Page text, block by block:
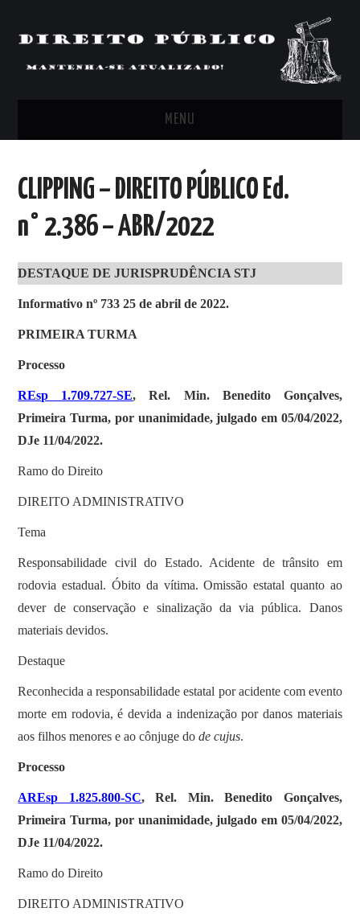
MENU
ARTIGOS, COMENTÁRIOS E PONTOS
DE VISTA
CLIPPING’S
SOBRE
CLIPPING – DIREITO PÚBLICO Ed.
n° 2.386 – ABR/2022
DESTAQUE DE JURISPRUDÊNCIA STJ
Informativo nº 733 25 de abril de 2022.
PRIMEIRA TURMA
Processo
REsp 1.709.727-SE, Rel. Min. Benedito Gonçalves,
Primeira Turma, por unanimidade, julgado em 05/04/2022,
DJe 11/04/2022.
Ramo do Direito
DIREITO ADMINISTRATIVO
Tema
Responsabilidade civil do Estado. Acidente de trânsito em
rodovia estadual. Óbito da vítima. Omissão estatal quanto ao
dever de conservação e sinalização da via pública. Danos
materiais devidos.
Destaque
Reconhecida a responsabilidade estatal por acidente com evento
morte em rodovia, é devida a indenização por danos materiais
aos filhos menores e ao cônjuge dode cujus.
Processo
AREsp 1.825.800-SC, Rel. Min. Benedito Gonçalves,
Primeira Turma, por unanimidade, julgado em 05/04/2022,
DJe 11/04/2022.
Ramo do Direito
DIREITO ADMINISTRATIVO